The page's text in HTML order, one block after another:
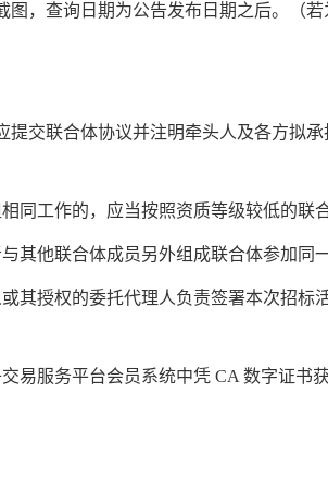
， 查询日期为公告发布日期之后。（
提交联合体协议并注明牵头人及各方拟
同工作的，应当按照资质等级较低的联
其他联合体成员另外组成联合体参加同
其授权的委托代理人负责签署本次招标
易服务平台会员系统中凭 CA 数字证书